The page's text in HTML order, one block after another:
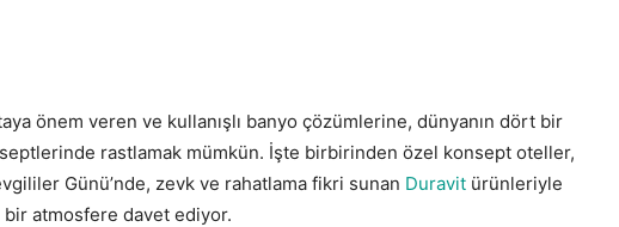
önem veren ve kullanışlı banyo çözümlerine, dünyanın dört bir
rastlamak mümkün. İşte birbirinden özel konsept oteller,
Günü’nde, zevk ve rahatlama fikri sunan Duravit ürünleriyle
bir atmosfere davet ediyor.